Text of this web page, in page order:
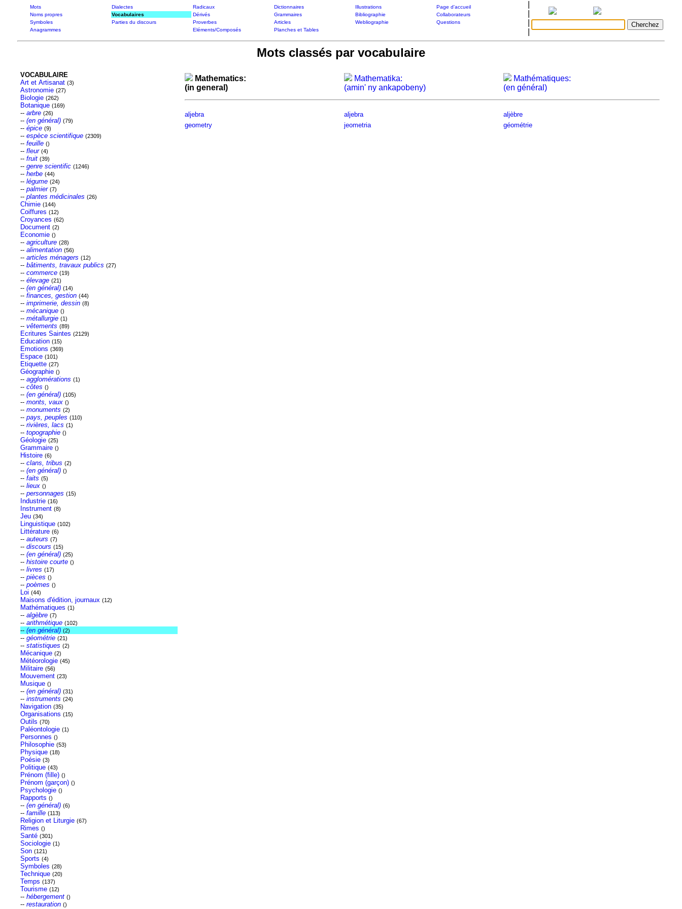
Mots Dialectes Radicaux Dictionnaires Illustrations
Page d'accueil
Noms propres
Vocabulaires Dérivés Grammaires Bibliographie
Collaborateurs
Symboles
Parties du discours Proverbes Articles Webliographie
Questions
Anagrammes
Eléments/Composés Planches et Tables
Mots classés par vocabulaire
VOCABULAIRE
Art et Artisanat (3)
Astronomie (27)
Biologie (262)
Botanique (169)
-- arbre (26)
-- (en général) (79)
-- épice (9)
-- espèce scientifique (2309)
-- feuille ()
-- fleur (4)
-- fruit (39)
-- genre scientific (1246)
-- herbe (44)
-- légume (24)
-- palmier (7)
-- plantes médicinales (26)
Chimie (144)
Coiffures (12)
Croyances (62)
Document (2)
Economie ()
-- agriculture (28)
-- alimentation (56)
-- articles ménagers (12)
-- bâtiments, travaux publics (27)
-- commerce (19)
-- élevage (21)
-- (en général) (14)
-- finances, gestion (44)
-- imprimerie, dessin (8)
-- mécanique ()
-- métallurgie (1)
-- vêtements (89)
Ecritures Saintes (2129)
Education (15)
Emotions (369)
Espace (101)
Etiquette (27)
Géographie ()
-- agglomérations (1)
-- côtes ()
-- (en général) (105)
-- monts, vaux ()
-- monuments (2)
-- pays, peuples (110)
-- rivières, lacs (1)
-- topographie ()
Géologie (25)
Grammaire ()
Histoire (6)
-- clans, tribus (2)
-- (en général) ()
-- faits (5)
-- lieux ()
-- personnages (15)
Industrie (16)
Instrument (8)
Jeu (34)
Linguistique (102)
Littérature (6)
-- auteurs (7)
-- discours (15)
-- (en général) (25)
-- histoire courte ()
-- livres (17)
-- pièces ()
-- poèmes ()
Loi (44)
Maisons d'édition, journaux (12)
Mathématiques (1)
-- algèbre (7)
-- arithmétique (102)
-- (en général) (2)
-- géométrie (21)
-- statistiques (2)
Mécanique (2)
Météorologie (45)
Militaire (56)
Mouvement (23)
Musique ()
-- (en général) (31)
-- instruments (24)
Navigation (35)
Organisations (15)
Outils (70)
Paléontologie (1)
Personnes ()
Philosophie (53)
Physique (18)
Poésie (3)
Politique (43)
Prénom (fille) ()
Prénom (garçon) ()
Psychologie ()
Rapports ()
-- (en général) (6)
-- famille (113)
Religion et Liturgie (67)
Rimes ()
Santé (301)
Sociologie (1)
Son (121)
Sports (4)
Symboles (28)
Technique (20)
Temps (137)
Tourisme (12)
-- hébergement ()
-- restauration ()
Mathematics:
(in general)
Mathematika:
(amin' ny ankapobeny)
Mathématiques:
(en général)
aljebra aljebra
aljèbre
geometry
jeometria géométrie